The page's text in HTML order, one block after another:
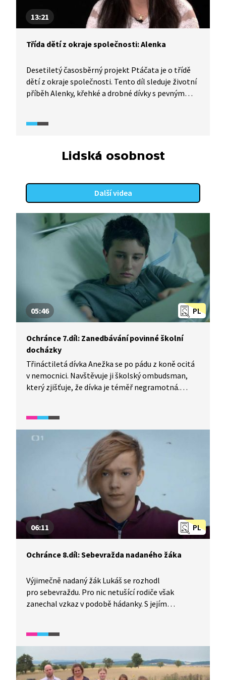
13:21
Třída dětí z okraje společnosti: Alenka
Desetiletý časosběrný projekt Ptáčata je o třídě
dětí z okraje společnosti. Tento díl sleduje životní
příběh Alenky, křehké a drobné dívky s pevným
spontánností a živelností. A jak se jí daří dnes?
Na prahu dospělosti Alenka bohužel zažila velmi
traumatickou zkušenost, která výrazně ovlivnila
Lidská osobnost
Další videa
PL
05:46
Ochránce 7.díl: Zanedbávání povinné školní
docházky
Třináctiletá dívka Anežka se po pádu z koně ocitá
v nemocnici. Navštěvuje ji školský ombudsman,
který zjišťuje, že dívka je téměř negramotná.
školní docházku své dcery na běžné základní škole
nestojí. Učí ji sám "životu".
PL
06:11
Ochránce 8.díl: Sebevražda nadaného žáka
Výjimečně nadaný žák Lukáš se rozhodl
pro sebevraždu. Pro nic netušící rodiče však
zanechal vzkaz v podobě hádanky. S jejím
na komíny a pořizování videonahrávek, zároveň
upozorní také na Lukášovu beznaděj a strach
ze života plného nepochopení. Ukázku lze použít
v hodinách Občanské výchovy pro diskuzi na téma